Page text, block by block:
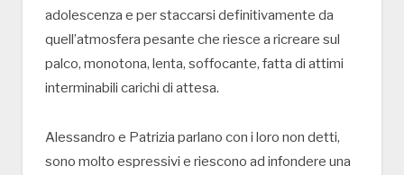
adolescenza e per staccarsi definitivamente da
quell’atmosfera pesante che riesce a ricreare sul
palco, monotona, lenta, soffocante, fatta di attimi
interminabili carichi di attesa.
Alessandro e Patrizia parlano con i loro non detti,
sono molto espressivi e riescono ad infondere una